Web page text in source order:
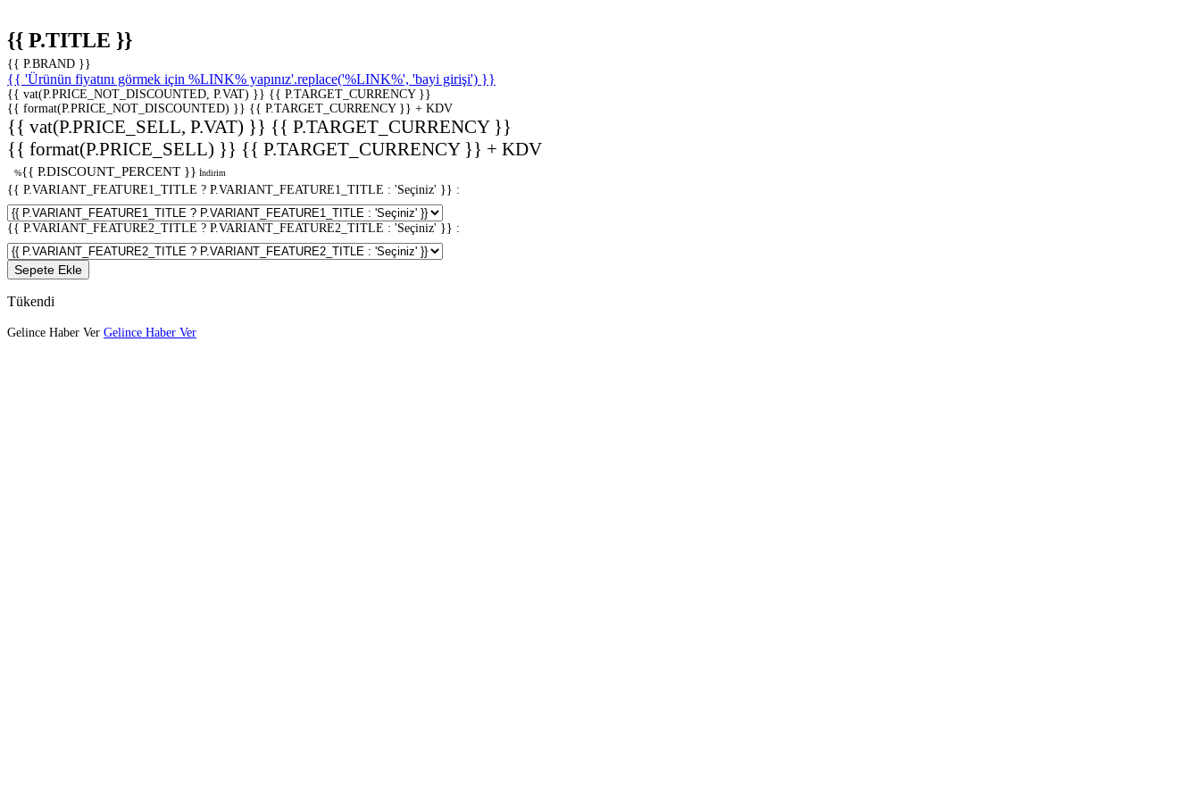
{{ P.TITLE }}
{{ P.BRAND }}
{{ 'Ürünün fiyatını görmek için %LINK% yapınız'.replace('%LINK%', 'bayi girişi') }}
{{ vat(P.PRICE_NOT_DISCOUNTED, P.VAT) }} {{ P.TARGET_CURRENCY }}
{{ format(P.PRICE_NOT_DISCOUNTED) }} {{ P.TARGET_CURRENCY }} + KDV
{{ vat(P.PRICE_SELL, P.VAT) }} {{ P.TARGET_CURRENCY }}
{{ format(P.PRICE_SELL) }} {{ P.TARGET_CURRENCY }} + KDV
%{{ P.DISCOUNT_PERCENT }} İndirim
{{ P.VARIANT_FEATURE1_TITLE ? P.VARIANT_FEATURE1_TITLE : 'Seçiniz' }} :
{{ P.VARIANT_FEATURE2_TITLE ? P.VARIANT_FEATURE2_TITLE : 'Seçiniz' }} :
Sepete Ekle
Tükendi
Gelince Haber Ver Gelince Haber Ver